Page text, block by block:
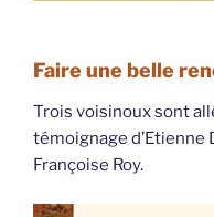
Faire une belle
Trois voisinoux sont
témoignage d’Etienne
Françoise Roy.